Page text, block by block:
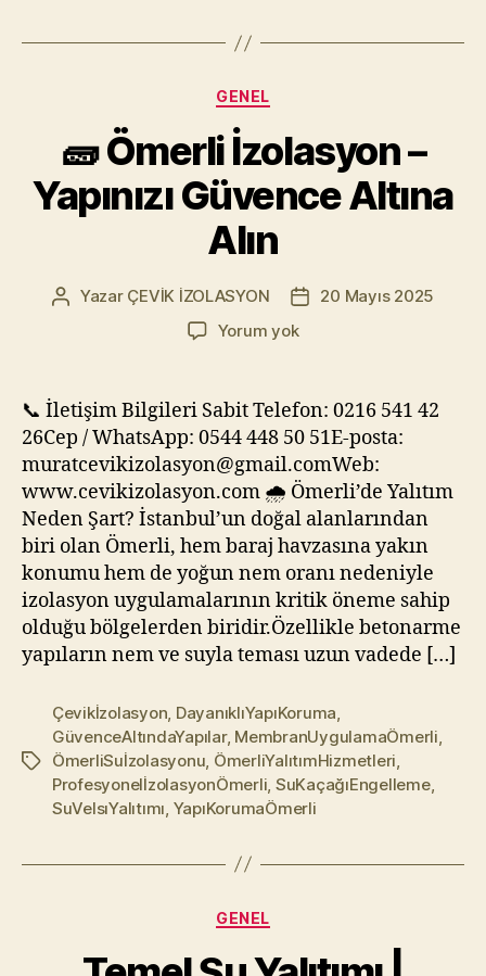
Kategoriler
GENEL
🧱 Ömerli İzolasyon –
Yapınızı Güvence Altına
Alın
Yazının
Yazar ÇEVİK İZOLASYON
Yazı20 Mayıs 2025
Yorum yok🧱
–
Yapınızı
Güvence
Altına
Alın
📞 İletişim Bilgileri Sabit Telefon: 0216 541 42
26Cep / WhatsApp: 0544 448 50 51E-posta:
muratcevikizolasyon@gmail.comWeb:
www.cevikizolasyon.com 🌧️ Ömerli’de Yalıtım
Neden Şart? İstanbul’un doğal alanlarından
biri olan Ömerli, hem baraj havzasına yakın
konumu hem de yoğun nem oranı nedeniyle
izolasyon uygulamalarının kritik öneme sahip
olduğu bölgelerden biridir.Özellikle betonarme
yapıların nem ve suyla teması uzun vadede […]
Etiketler
Çevikİzolasyon, DayanıklıYapıKoruma,
GüvenceAltındaYapılar, MembranUygulamaÖmerli,
ÖmerliSuİzolasyonu, ÖmerliYalıtımHizmetleri,
ProfesyonelİzolasyonÖmerli, SuKaçağıEngelleme,
SuVeIsıYalıtımı, YapıKorumaÖmerli
Kategoriler
GENEL